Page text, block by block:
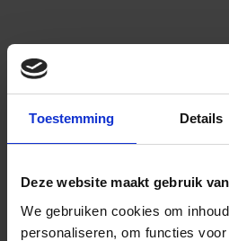
Toestemming Details
Deze website maakt gebruik
We gebruiken cookies om
personaliseren, om functies